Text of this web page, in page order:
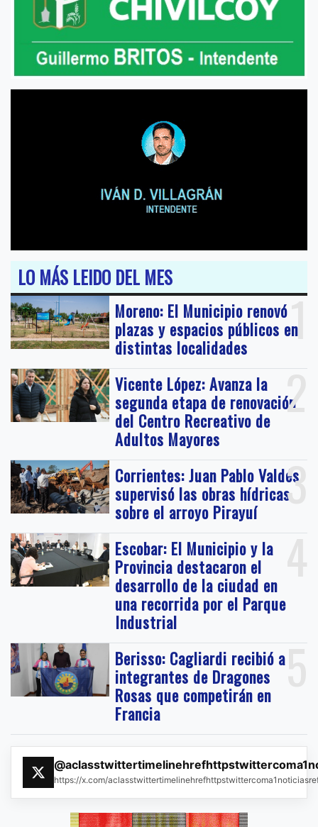
LO MÁS LEIDO DEL MES
1
Moreno: El Municipio renovó
plazas y espacios públicos en
distintas localidades
2
Vicente López: Avanza la
segunda etapa de renovación
del Centro Recreativo de
Adultos Mayores
3
Corrientes: Juan Pablo Valdés
supervisó las obras hídricas
sobre el arroyo Pirayuí
4
Escobar: El Municipio y la
Provincia destacaron el
desarrollo de la ciudad en
una recorrida por el Parque
Industrial
5
Berisso: Cagliardi recibió a
integrantes de Dragones
Rosas que competirán en
Francia
https://x.com/